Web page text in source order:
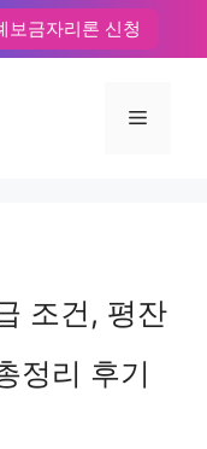
보금자리론 신청
메
조건, 평잔
정리 후기